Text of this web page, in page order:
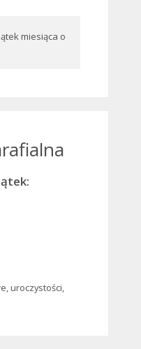
miesiąca o
uroczystości,